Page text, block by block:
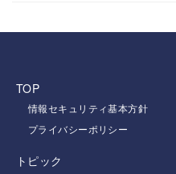
TOP
情報セキュリティ基本方針
プライバシーポリシー
トピック